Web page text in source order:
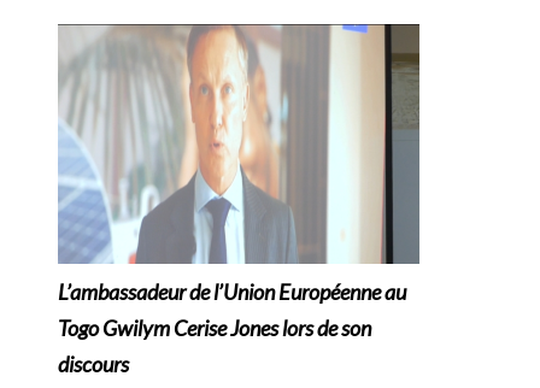
L’ambassadeur de l’Union Européenne au
Togo Gwilym Cerise Jones lors de son
discours